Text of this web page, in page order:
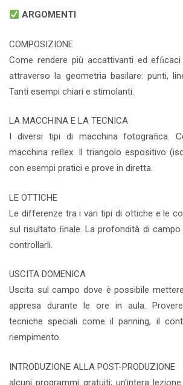
ARGOMENTI
COMPOSIZIONE
Come rendere più accattivanti ed
attraverso la geometria basilare: punti,
Tanti esempi chiari e stimolanti.
LA MACCHINA E LA TECNICA
I diversi tipi di macchina fotograﬁca.
macchina reﬂex. Il triangolo espositivo
con esempi pratici e prove in diretta.
LE OTTICHE
Le differenze tra i vari tipi di ottiche e le
sul risultato ﬁnale. La profondità di
controllarli.
USCITA DOMENICA
Uscita sul campo dove è possibile
appresa durante le ore in aula.
tecniche speciali come il panning, il
riempimento.
INTRODUZIONE ALLA POST-PRODUZIONE
alcuni programmi gratuiti; un’intera